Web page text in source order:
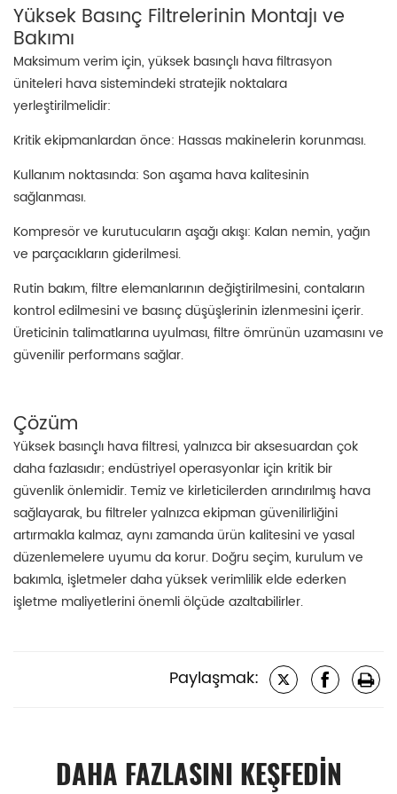
Yüksek Basınç Filtrelerinin Montajı ve
Bakımı
Maksimum verim için, yüksek basınçlı hava filtrasyon
üniteleri hava sistemindeki stratejik noktalara
yerleştirilmelidir:
Kritik ekipmanlardan önce: Hassas makinelerin korunması.
Kullanım noktasında: Son aşama hava kalitesinin
sağlanması.
Kompresör ve kurutucuların aşağı akışı: Kalan nemin, yağın
ve parçacıkların giderilmesi.
Rutin bakım, filtre elemanlarının değiştirilmesini, contaların
kontrol edilmesini ve basınç düşüşlerinin izlenmesini içerir.
Üreticinin talimatlarına uyulması, filtre ömrünün uzamasını ve
güvenilir performans sağlar.
Çözüm
Yüksek basınçlı hava filtresi, yalnızca bir aksesuardan çok
daha fazlasıdır; endüstriyel operasyonlar için kritik bir
güvenlik önlemidir. Temiz ve kirleticilerden arındırılmış hava
sağlayarak, bu filtreler yalnızca ekipman güvenilirliğini
artırmakla kalmaz, aynı zamanda ürün kalitesini ve yasal
düzenlemelere uyumu da korur. Doğru seçim, kurulum ve
bakımla, işletmeler daha yüksek verimlilik elde ederken
işletme maliyetlerini önemli ölçüde azaltabilirler.
Paylaşmak:
DAHA FAZLASINI KEŞFEDİN